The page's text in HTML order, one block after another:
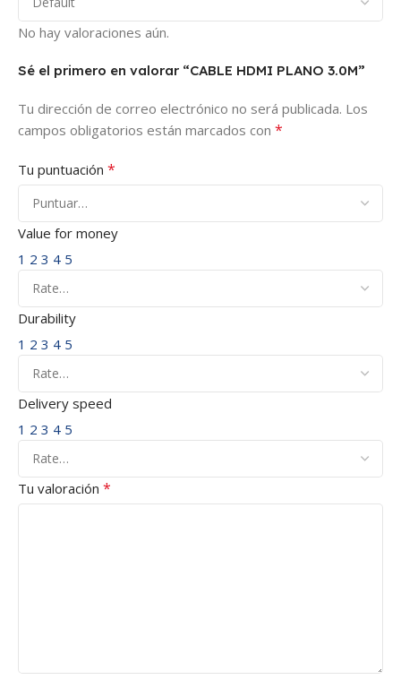
No hay valoraciones aún.
Sé el primero en valorar “CABLE HDMI PLANO 3.0M”
Tu dirección de correo electrónico no será publicada. Los
campos obligatorios están marcados con *
Tu puntuación *
Value for money
1 2 3 4 5
Durability
1 2 3 4 5
Delivery speed
1 2 3 4 5
Tu valoración *